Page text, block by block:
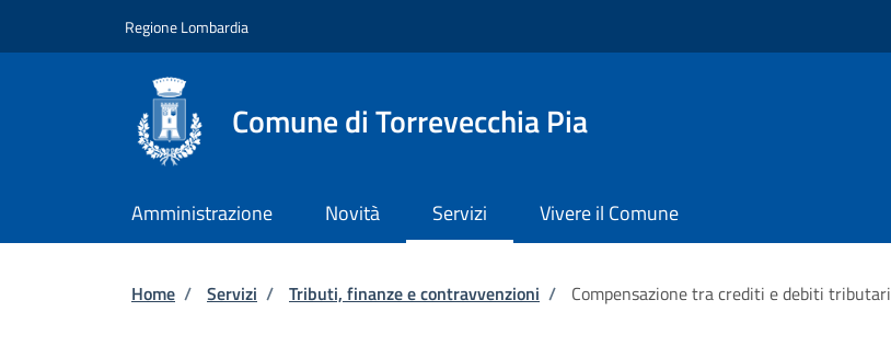
Regione Lombardia
Comune di Torrevecchia Pia
Amministrazione Novità Servizi Vivere il Comune
Briciole di pane
Home / Servizi / Tributi, finanze e contravvenzioni / Compensazione tra crediti e debiti tributari